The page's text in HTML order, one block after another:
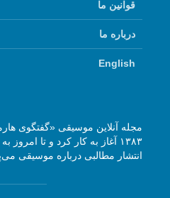
قوانین ما
درباره ما
English
۱۳۸۳ آغاز به کار کرد و تا
انتشار مطالبی درباره موسیقی